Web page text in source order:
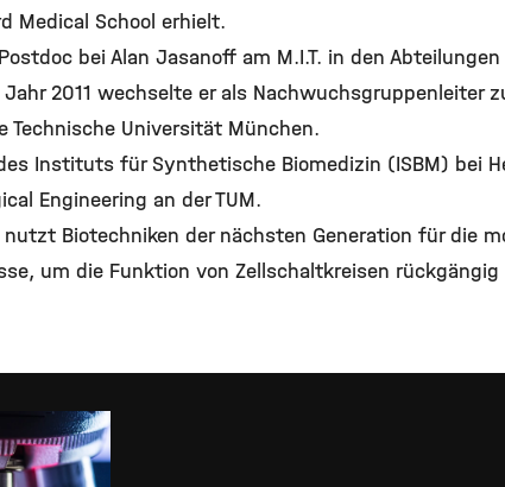
Medical School erhielt.
bei Alan Jasanoff am M.I.T. in den
2011 wechselte er als Nachwuchsgruppenleiter
Technische Universität München.
Instituts für Synthetische Biomedizin (ISBM) bei
Engineering an der TUM.
Biotechniken der nächsten Generation für die
um die Funktion von Zellschaltkreisen